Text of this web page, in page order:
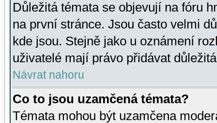
Důležitá témata se objevují na fóru
na první stránce. Jsou často velmi
kde jsou. Stejně jako u oznámení
uživatelé mají právo přidávat
Návrat nahoru
Co to jsou uzamčená témata?
Témata mohou být uzamčena